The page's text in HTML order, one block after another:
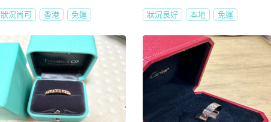
狀況尚可 香港 免運 狀況良好 本地 免運